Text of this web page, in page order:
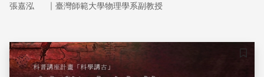
對古典的堅持，展開了全面的戰線。在這個關鑑時刻，波恩
對，導致了著名的機率解釋，也摧毀了古典科學一直假設的
確定性。就這樣，現代的量子物理啟航，與古典物理分道揚
鑣。
張嘉泓 ｜ 臺灣師範大學物理學系副教授
儲存